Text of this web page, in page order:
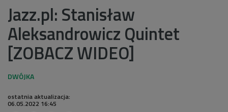
Jazz.pl: Stanisław
Aleksandrowicz Quintet
[ZOBACZ WIDEO]
ostatnia aktualizacja:
06.05.2022 16:45